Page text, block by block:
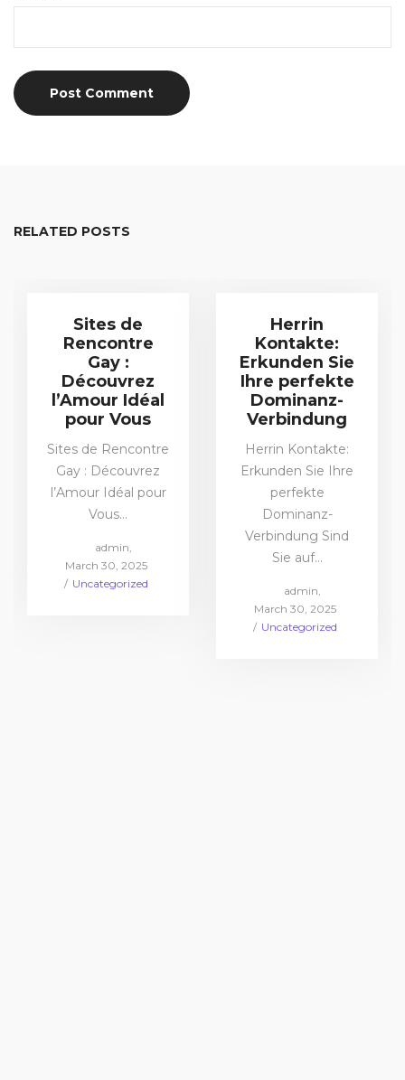
RELATED POSTS
Sites de
Rencontre
Gay :
Découvrez
l’Amour Idéal
pour Vous
Sites de Rencontre
Gay : Découvrez
l’Amour Idéal pour
Vous…
admin
Posted
on
March 30, 2025
Posted
Uncategorized
Herrin
Kontakte:
Erkunden Sie
Ihre perfekte
Dominanz-
Verbindung
Herrin Kontakte:
Erkunden Sie Ihre
perfekte
Dominanz-
Verbindung Sind
Sie auf…
admin
Posted
on
March 30, 2025
Posted
Uncategorized